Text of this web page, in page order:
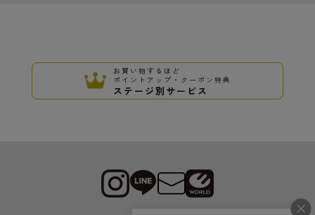
お買い物するほど
ポイントアップ・クーポン特典
ステージ別サービス